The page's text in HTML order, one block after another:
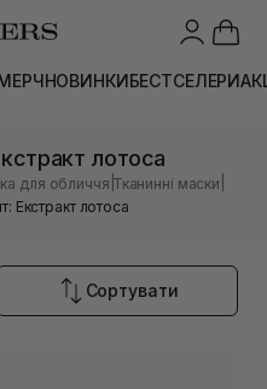
НОВИНКИБЕСТСЕЛЕРИ
лотоса
для обличчя |Тканинні маски
Екстракт лотоса
Сортувати